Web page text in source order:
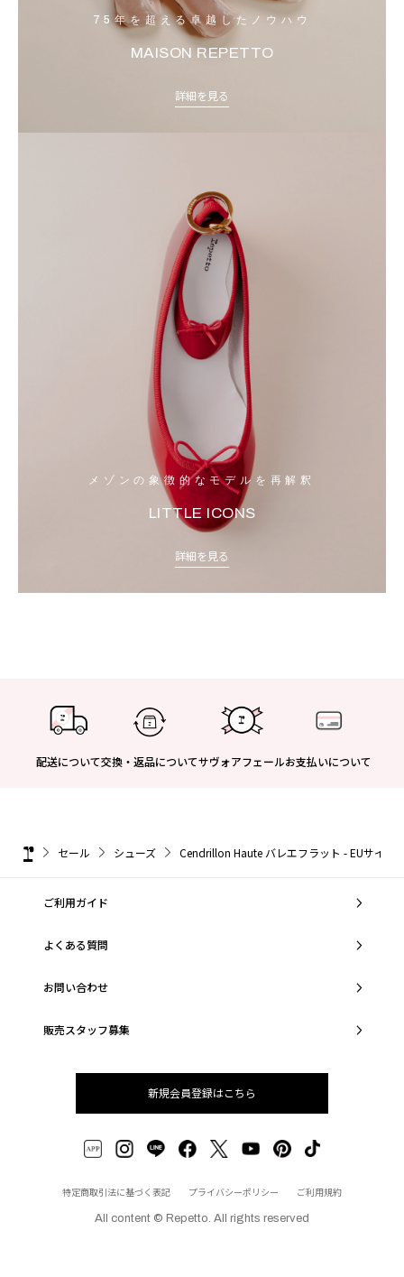
75年を超える卓越したノウハウ
MAISON REPETTO
詳細を見る
メゾンの象徴的なモデルを再解釈
LITTLE ICONS
詳細を見る
配送について交換・返品についてサヴォアフェールお支払いについて
セール シューズ Cendrillon Haute バレエフラット - EUサイズ
ご利用ガイド
よくある質問
お問い合わせ
販売スタッフ募集
新規会員登録はこちら
特定商取引法に基づく表記 プライバシーポリシー ご利用規約
All content © Repetto. All rights reserved